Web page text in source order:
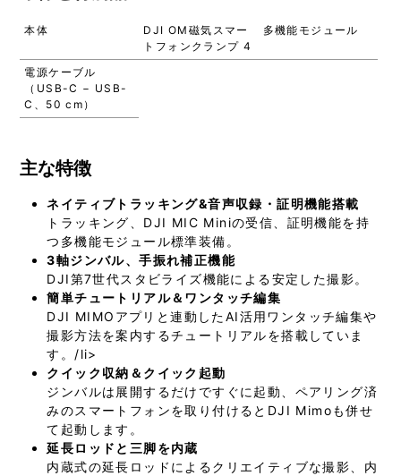
本体
DJI OM磁気スマー
トフォンクランプ 4
多機能モジュール
電源ケーブル
（USB-C − USB-
C、50 cm）
主な特徴
ネイティブトラッキング&音声収録・証明機能搭載
トラッキング、DJI MIC Miniの受信、証明機能を持
つ多機能モジュール標準装備。
3軸ジンバル、手振れ補正機能
DJI第7世代スタビライズ機能による安定した撮影。
簡単チュートリアル＆ワンタッチ編集
DJI MIMOアプリと連動したAI活用ワンタッチ編集や
撮影方法を案内するチュートリアルを搭載していま
す。/li>
クイック収納＆クイック起動
ジンバルは展開するだけですぐに起動、ペアリング済
みのスマートフォンを取り付けるとDJI Mimoも併せ
て起動します。
延長ロッドと三脚を内蔵
内蔵式の延長ロッドによるクリエイティブな撮影、内